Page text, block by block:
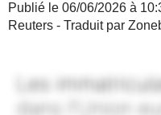
Publié le 06/06/2026 à
Reuters - Traduit par